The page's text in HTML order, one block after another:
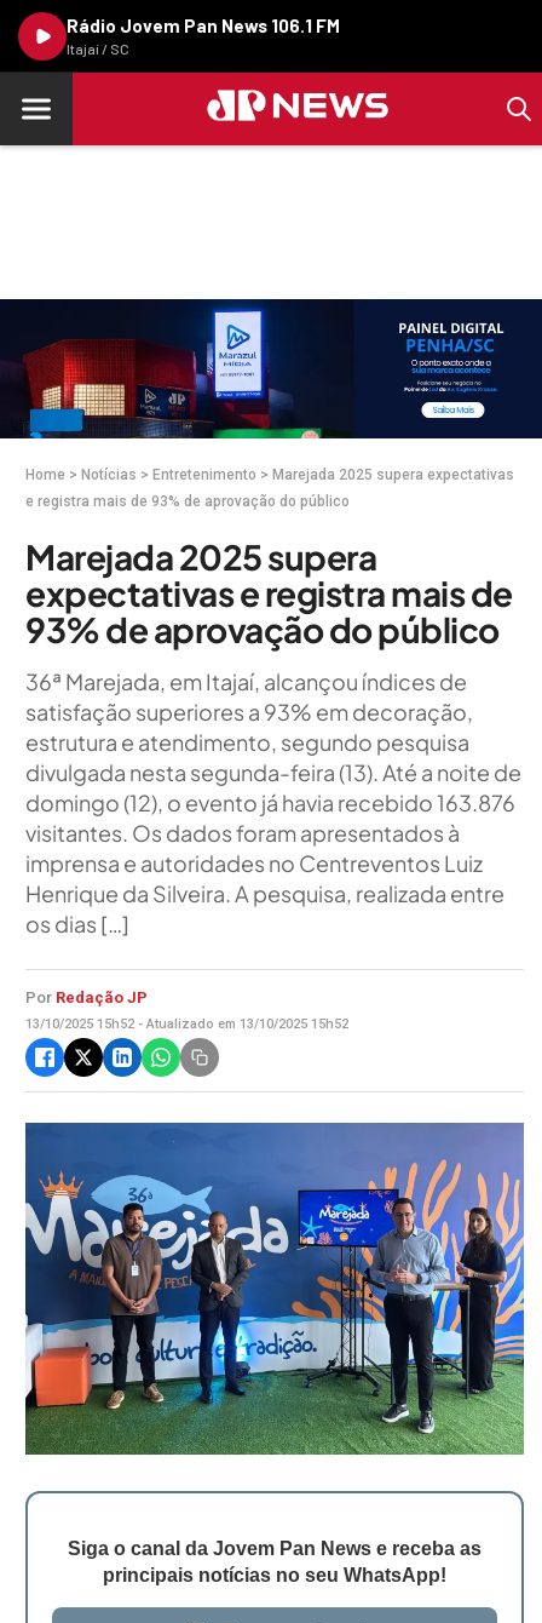
Rádio Jovem Pan News 106.1 FM
Itajaí / SC
Home > Notícias > Entretenimento > Marejada 2025 supera expectativas
e registra mais de 93% de aprovação do público
Marejada 2025 supera
expectativas e registra mais de
93% de aprovação do público
36ª Marejada, em Itajaí, alcançou índices de
satisfação superiores a 93% em decoração,
estrutura e atendimento, segundo pesquisa
divulgada nesta segunda-feira (13). Até a noite de
domingo (12), o evento já havia recebido 163.876
visitantes. Os dados foram apresentados à
imprensa e autoridades no Centreventos Luiz
Henrique da Silveira. A pesquisa, realizada entre
os dias […]
Por Redação JP
13/10/2025 15h52 - Atualizado em 13/10/2025 15h52
Siga o canal da Jovem Pan News e receba as
principais notícias no seu WhatsApp!